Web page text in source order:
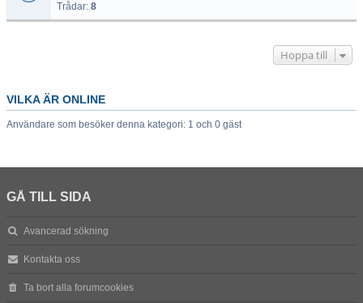
Trådar: 8
Hoppa till
VILKA ÄR ONLINE
Användare som besöker denna kategori: 1 och 0 gäst
GÅ TILL SIDA
Avancerad sökning
Kontakta oss
Ta bort alla forumcookies